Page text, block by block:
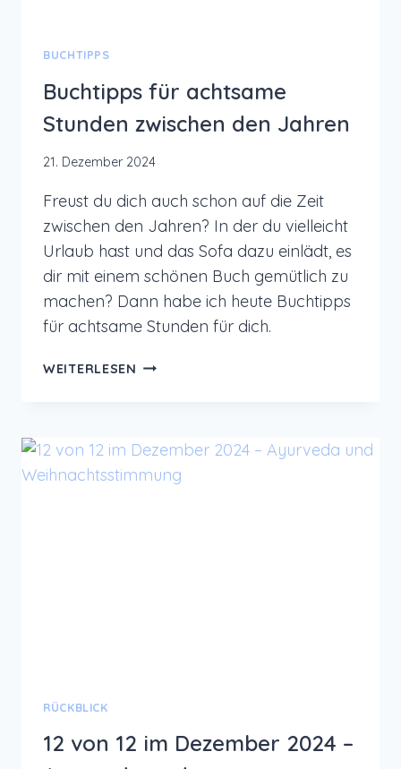
BUCHTIPPS
Buchtipps für achtsame
Stunden zwischen den Jahren
21. Dezember 2024
Freust du dich auch schon auf die Zeit
zwischen den Jahren? In der du vielleicht
Urlaub hast und das Sofa dazu einlädt, es
dir mit einem schönen Buch gemütlich zu
machen? Dann habe ich heute Buchtipps
für achtsame Stunden für dich.
WEITERLESEN BUCHTIPPS
ZWISCHEN
JAHREN
RÜCKBLICK
12 von 12 im Dezember 2024 –